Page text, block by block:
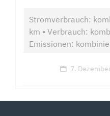
Stromverbrauch:
km • Verbrauch:
Emissionen:
7.